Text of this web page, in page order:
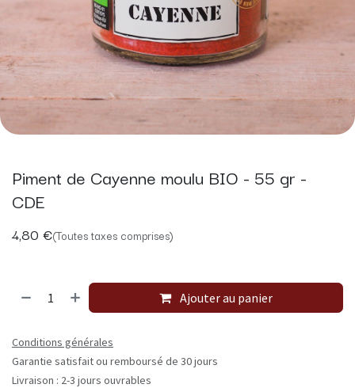
Piment de Cayenne moulu BIO - 55 gr -
CDE
4,80 €(Toutes taxes comprises)
Ajouter au panier
Conditions générales
Garantie satisfait ou remboursé de 30 jours
Livraison : 2-3 jours ouvrables